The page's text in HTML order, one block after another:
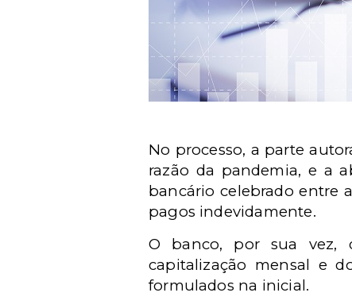
No processo, a parte
razão da pandemia, e a
bancário celebrado entre
pagos indevidamente.
O banco, por sua vez,
capitalização mensal e
formulados na inicial.